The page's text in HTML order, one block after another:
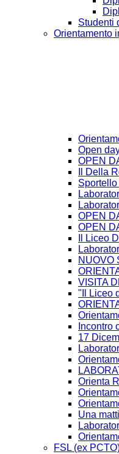
Studenti
Orientamento
Open
OPEN
Il Della
OPEN
OPEN
Il Liceo
NUOVO
VISITA
"Il Liceo
Incontro
17
Orienta
Una
FSL (ex